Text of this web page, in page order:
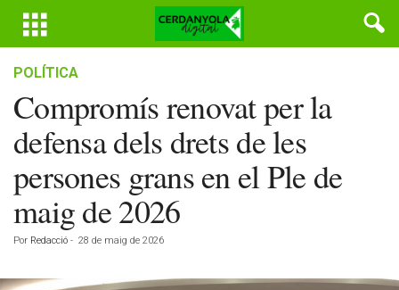
POLÍTICA
Compromís renovat per la
defensa dels drets de les
persones grans en el Ple de
maig de 2026
Por Redacció - 28 de maig de 2026